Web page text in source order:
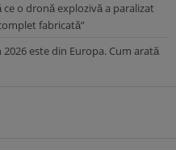
ce o dronă explozivă a paralizat
fabricată”
este din Europa. Cum arată